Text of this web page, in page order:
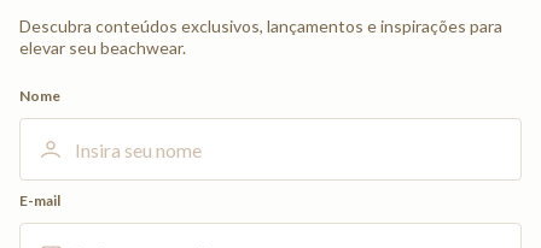
Descubra conteúdos exclusivos, lançamentos e inspirações para
elevar seu beachwear.
Nome
E-mail